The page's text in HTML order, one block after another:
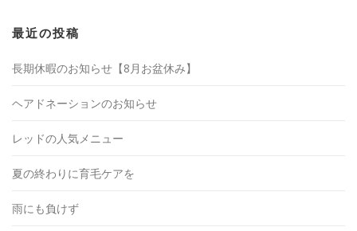
最近の投稿
長期休暇のお知らせ【8月お盆休み】
ヘアドネーションのお知らせ
レッドの人気メニュー
夏の終わりに育毛ケアを
雨にも負けず